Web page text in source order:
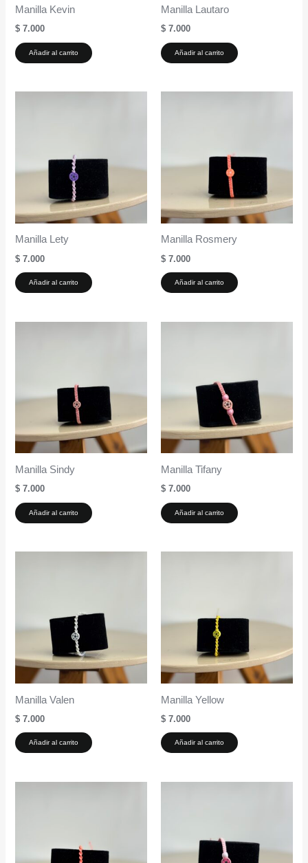
Manilla Kevin
$ 7.000
Añadir al carrito
Manilla Lautaro
$ 7.000
Añadir al carrito
Manilla Lety
$ 7.000
Añadir al carrito
Manilla Rosmery
$ 7.000
Añadir al carrito
Manilla Sindy
$ 7.000
Añadir al carrito
Manilla Tifany
$ 7.000
Añadir al carrito
Manilla Valen
$ 7.000
Añadir al carrito
Manilla Yellow
$ 7.000
Añadir al carrito